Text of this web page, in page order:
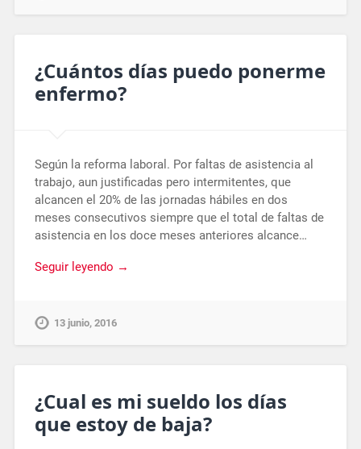
¿Cuántos días puedo ponerme
enfermo?
Según la reforma laboral. Por faltas de asistencia al
trabajo, aun justificadas pero intermitentes, que
alcancen el 20% de las jornadas hábiles en dos
meses consecutivos siempre que el total de faltas de
asistencia en los doce meses anteriores alcance…
Seguir leyendo →
13 junio, 2016
¿Cual es mi sueldo los días
que estoy de baja?